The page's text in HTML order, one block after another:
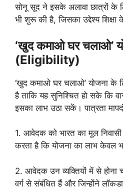
सोनू सूद ने इसके अलावा छात्रों के
भी शुरू की है, जिसका उद्देश्य शिक्षा
‘खुद कमाओ घर चलाओ’
(Eligibility)
‘खुद कमाओ घर चलाओ’ योजना के
है ताकि यह सुनिश्चित हो सके कि
इसका लाभ उठा सकें। पात्रता
1. आवेदक को भारत का मूल निवासी
करता है कि योजना का लाभ केवल
2. आवेदक उन व्यक्तियों में से होना
वर्ग से संबंधित हैं और जिन्होंने